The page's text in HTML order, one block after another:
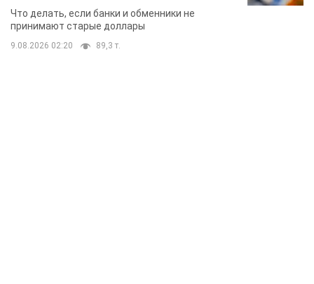
банки такие купюры
Что делать, если банки и обменники не
принимают старые доллары
9.08.2026 02:20 89,3 т.